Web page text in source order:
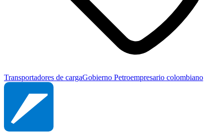
Transportadores de cargaGobierno Petroempresario colombiano